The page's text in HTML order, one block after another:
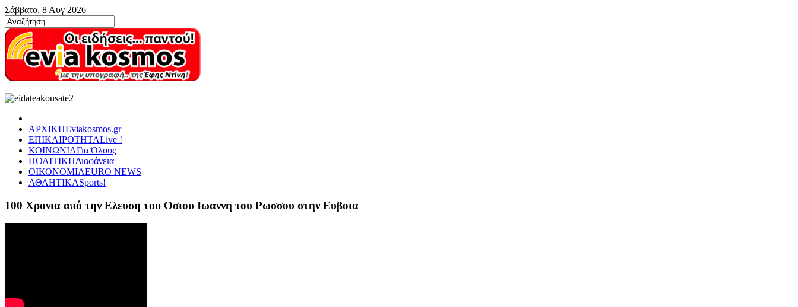
Σάββατο, 8 Αυγ 2026
ΑΡΧΙΚΗEviakosmos.gr
ΕΠΙΚΑΙΡΟΤΗΤΑLive !
ΚΟΙΝΩΝΙΑΓια Όλους
ΠΟΛΙΤΙΚΗΔιαφάνεια
ΟΙΚΟΝΟΜΙΑEURO NEWS
ΑΘΛΗΤΙΚΑSports!
100 Χρονια από την Ελευση του Οσιου Ιωαννη του Ρωσσου στην Ευβοια